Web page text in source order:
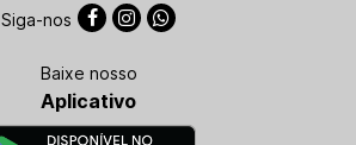
Siga-nos
Baixe nosso
Aplicativo